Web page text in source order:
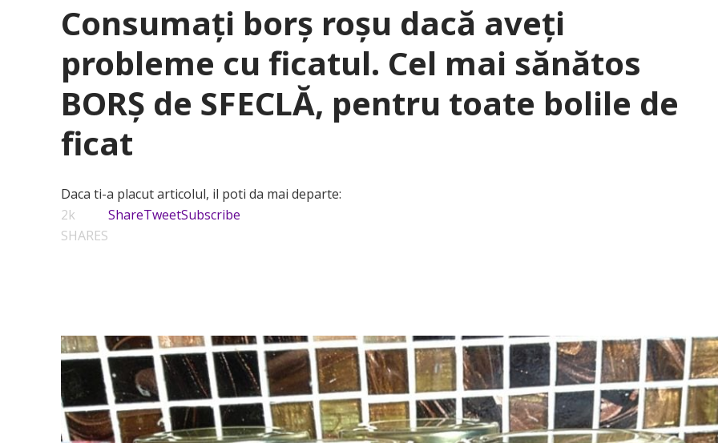
Consumați borș roșu dacă aveți
probleme cu ficatul. Cel mai sănătos
BORŞ de SFECLĂ, pentru toate bolile de
ficat
Daca ti-a placut articolul, il poti da mai departe:
2k
SHARES
ShareTweetSubscribe